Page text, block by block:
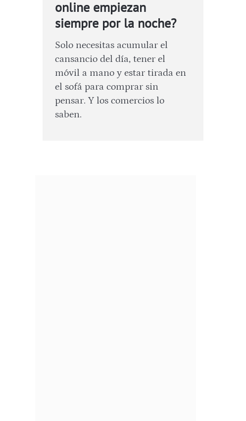
online empiezan
siempre por la noche?
Solo necesitas acumular el
cansancio del día, tener el
móvil a mano y estar tirada en
el sofá para comprar sin
pensar. Y los comercios lo
saben.